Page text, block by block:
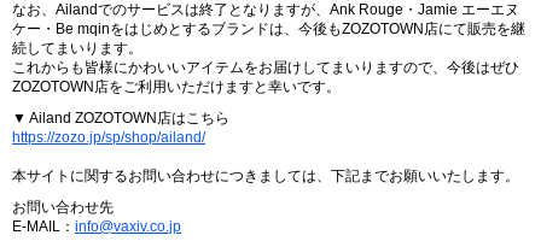
なお、Ailandでのサービスは終了となりますが、Ank Rouge・Jamie エーエヌ
ケー・Be mqinをはじめとするブランドは、今後もZOZOTOWN店にて販売を継
続してまいります。
これからも皆様にかわいいアイテムをお届けしてまいりますので、今後はぜひ
ZOZOTOWN店をご利用いただけますと幸いです。
▼ Ailand ZOZOTOWN店はこちら
https://zozo.jp/sp/shop/ailand/
本サイトに関するお問い合わせにつきましては、下記までお願いいたします。
お問い合わせ先
E-MAIL： info@vaxiv.co.jp